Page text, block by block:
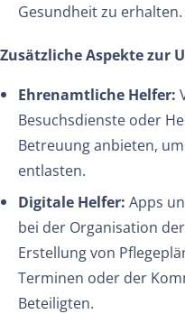
Gesundheit zu erhalten.
Zusätzliche Aspekte zur
Ehrenamtliche Helfer:
Besuchsdienste oder
Betreuung anbieten,
entlasten.
Digitale Helfer: Apps
bei der Organisation
Erstellung von
Terminen oder der
Beteiligten.